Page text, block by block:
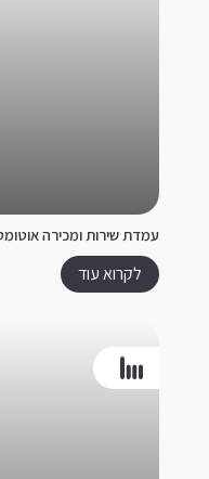
עמדת שירות ומכירה
לקרוא עוד